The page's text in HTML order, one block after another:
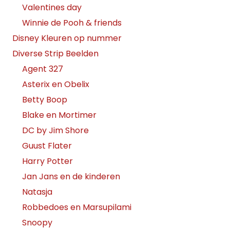
Valentines day
Winnie de Pooh & friends
Disney Kleuren op nummer
Diverse Strip Beelden
Agent 327
Asterix en Obelix
Betty Boop
Blake en Mortimer
DC by Jim Shore
Guust Flater
Harry Potter
Jan Jans en de kinderen
Natasja
Robbedoes en Marsupilami
Snoopy